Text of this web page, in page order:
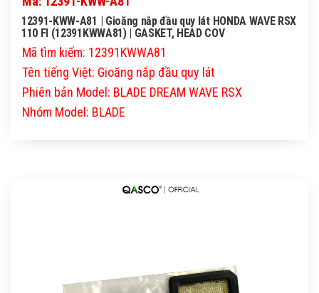
12391-KWW-A81 | Gioăng nắp đầu quy lát HONDA WAVE RSX
110 FI (12391KWWA81) | GASKET, HEAD COV
Mã tìm kiếm: 12391KWWA81
Tên tiếng Việt: Gioăng nắp đầu quy lát
Phiên bản Model: BLADE DREAM WAVE RSX
Nhóm Model: BLADE